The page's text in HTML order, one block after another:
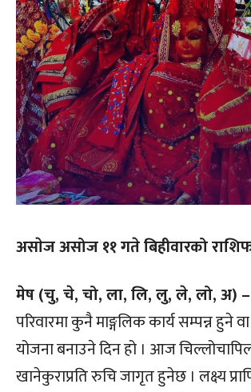
असाेज असोज ११ गते बिहीवारको
मेष (चु, चे, चो, ला, लि, लु, ले, लो, अ) –
परिवारमा कुनै माङ्गलिक कार्य सम्पन्न हुने
योजना बनाउने दिन हो । आज
खानेकुराप्रति रुचि जागृत हुनेछ । लक्ष्य